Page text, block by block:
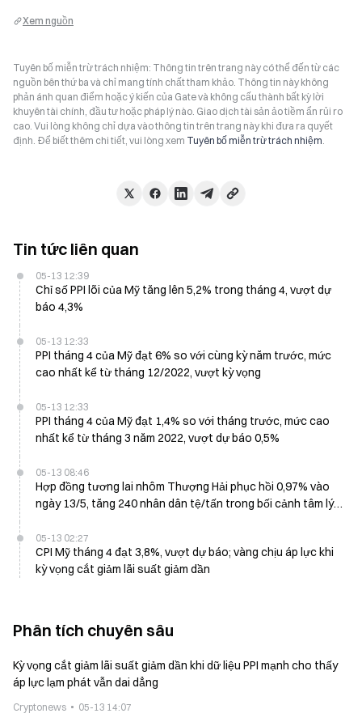
Xem nguồn
Tuyên bố miễn trừ trách nhiệm: Thông tin trên trang này có thể đến từ các
nguồn bên thứ ba và chỉ mang tính chất tham khảo. Thông tin này không
phản ánh quan điểm hoặc ý kiến của Gate và không cấu thành bất kỳ lời
khuyên tài chính, đầu tư hoặc pháp lý nào. Giao dịch tài sản ảo tiềm ẩn rủi ro
cao. Vui lòng không chỉ dựa vào thông tin trên trang này khi đưa ra quyết
định. Để biết thêm chi tiết, vui lòng xem Tuyên bố miễn trừ trách nhiệm.
Tin tức liên quan
05-13 12:39
Chỉ số PPI lõi của Mỹ tăng lên 5,2% trong tháng 4, vượt dự
báo 4,3%
05-13 12:33
PPI tháng 4 của Mỹ đạt 6% so với cùng kỳ năm trước, mức
cao nhất kể từ tháng 12/2022, vượt kỳ vọng
05-13 12:33
PPI tháng 4 của Mỹ đạt 1,4% so với tháng trước, mức cao
nhất kể từ tháng 3 năm 2022, vượt dự báo 0,5%
05-13 08:46
Hợp đồng tương lai nhôm Thượng Hải phục hồi 0,97% vào
ngày 13/5, tăng 240 nhân dân tệ/tấn trong bối cảnh tâm lý
05-13 02:27
CPI Mỹ tháng 4 đạt 3,8%, vượt dự báo; vàng chịu áp lực khi
kỳ vọng cắt giảm lãi suất giảm dần
Phân tích chuyên sâu
Kỳ vọng cắt giảm lãi suất giảm dần khi dữ liệu PPI mạnh cho thấy
áp lực lạm phát vẫn dai dẳng
Cryptonews 05-13 14:07